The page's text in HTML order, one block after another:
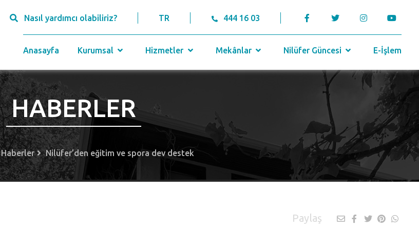
Nasıl yardımcı olabiliriz? TR 444 16 03
Anasayfa Kurumsal Hizmetler Mekânlar Nilüfer Güncesi E-İşlem
HABERLER
Haberler Nilüfer’den eğitim ve spora dev destek
Paylaş